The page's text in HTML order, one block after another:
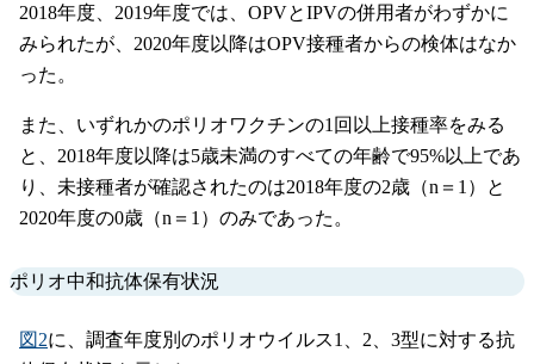
2018年度、2019年度では、OPVとIPVの併用者がわずかに
みられたが、2020年度以降はOPV接種者からの検体はなか
った。
また、いずれかのポリオワクチンの1回以上接種率をみる
と、2018年度以降は5歳未満のすべての年齢で95%以上であ
り、未接種者が確認されたのは2018年度の2歳（n＝1）と
2020年度の0歳（n＝1）のみであった。
ポリオ中和抗体保有状況
図2に、調査年度別のポリオウイルス1、2、3型に対する抗